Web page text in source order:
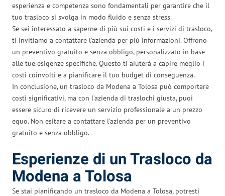
esperienza e competenza sono fondamentali per garantire che il
tuo trasloco si svolga in modo fluido e senza stress.
Se sei interessato a saperne di più sui costi e i servizi di trasloco,
ti invitiamo a contattare l’azienda per più informazioni. Offrono
un preventivo gratuito e senza obbligo, personalizzato in base
alle tue esigenze specifiche. Questo ti aiuterà a capire meglio i
costi coinvolti e a pianificare il tuo budget di conseguenza.
In conclusione, un trasloco da Modena a Tolosa può comportare
costi significativi, ma con l’azienda di traslochi giusta, puoi
essere sicuro di ricevere un servizio professionale a un prezzo
equo. Non esitare a contattare l’azienda per un preventivo
gratuito e senza obbligo.
Esperienze di un Trasloco da
Modena a Tolosa
Se stai pianificando un trasloco da Modena a Tolosa, potresti